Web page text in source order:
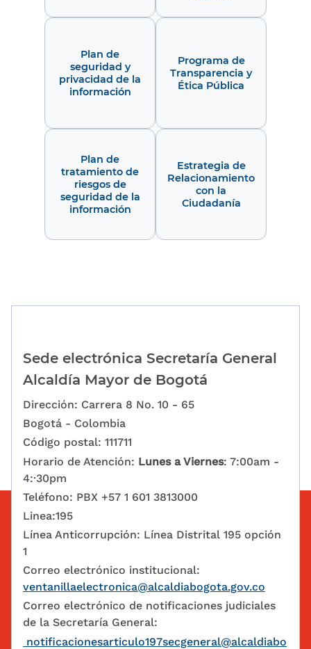
Plan de
seguridad y
privacidad de la
información
Programa de
Transparencia y
Ética Pública
Plan de
tratamiento de
riesgos de
seguridad de la
información
Estrategia de
Relacionamiento
con la
Ciudadanía
Sede electrónica Secretaría General
Alcaldía Mayor de Bogotá
Dirección: Carrera 8 No. 10 - 65
Bogotá - Colombia
Código postal: 111711
Horario de Atención: Lunes a Viernes: 7:00am -
4:·30pm
Teléfono: PBX +57 1 601 3813000
Linea:195
Línea Anticorrupción: Línea Distrital 195 opción
1
Correo electrónico institucional:
ventanillaelectronica@alcaldiabogota.gov.co
Correo electrónico de notificaciones judiciales
de la Secretaría General:
notificacionesarticulo197secgeneral@alcaldiabo